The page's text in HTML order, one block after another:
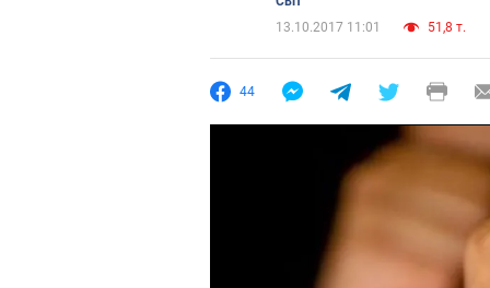
13.10.2017 11:01
51,8 т.
44